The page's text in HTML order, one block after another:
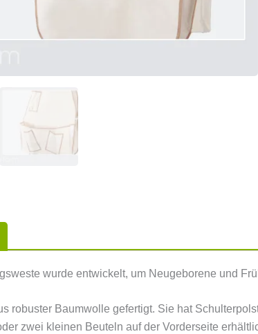
wurde entwickelt, um Neugeborene und
robuster Baumwolle gefertigt. Sie hat
zwei kleinen Beuteln auf der Vorderseite